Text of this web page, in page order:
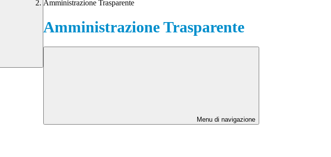
Amministrazione Trasparente
Amministrazione Trasparente
Menu di navigazione